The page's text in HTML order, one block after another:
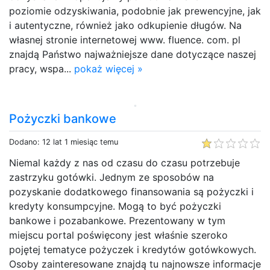
poziomie odzyskiwania, podobnie jak prewencyjne, jak
i autentyczne, również jako odkupienie długów. Na
własnej stronie internetowej www. fluence. com. pl
znajdą Państwo najważniejsze dane dotyczące naszej
pracy, wspa... pokaż więcej »
Pożyczki bankowe
Dodano: 12 lat 1 miesiąc temu
Niemal każdy z nas od czasu do czasu potrzebuje
zastrzyku gotówki. Jednym ze sposobów na
pozyskanie dodatkowego finansowania są pożyczki i
kredyty konsumpcyjne. Mogą to być pożyczki
bankowe i pozabankowe. Prezentowany w tym
miejscu portal poświęcony jest właśnie szeroko
pojętej tematyce pożyczek i kredytów gotówkowych.
Osoby zainteresowane znajdą tu najnowsze informacje